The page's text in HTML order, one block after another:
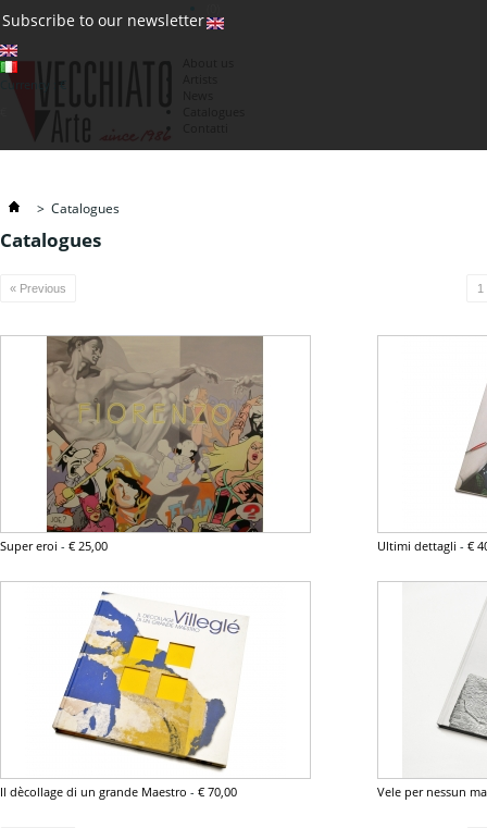
Subscribe to our newsletter
> Catalogues
Catalogues
« Previous 1
Super eroi - € 25,00 Ultimi dettagli - €
Il dècollage di un grande Maestro - € 70,00 Vele per nessun